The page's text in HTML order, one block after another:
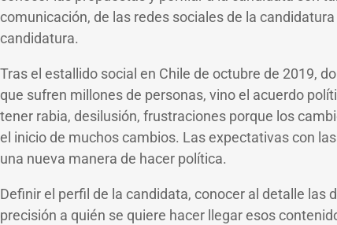
comunicación, de las redes sociales de la
candidatura.
Tras el estallido social en Chile de octubre de 2019,
que sufren millones de personas, vino el acuerdo
tener rabia, desilusión, frustraciones porque los
el inicio de muchos cambios. Las expectativas con
una nueva manera de hacer política.
Definir el perfil de la candidata, conocer al detalle
precisión a quién se quiere hacer llegar esos